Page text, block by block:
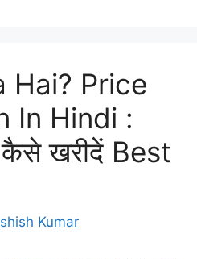
Hai? Price
In Hindi :
कैसे खरीदें Best
Kumar